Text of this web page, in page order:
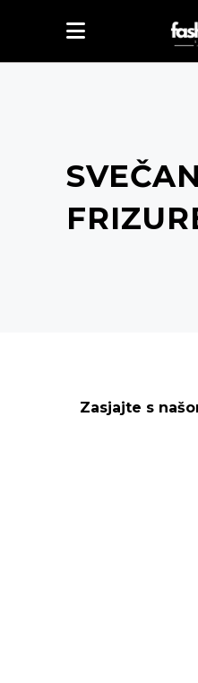
Zasjajte s